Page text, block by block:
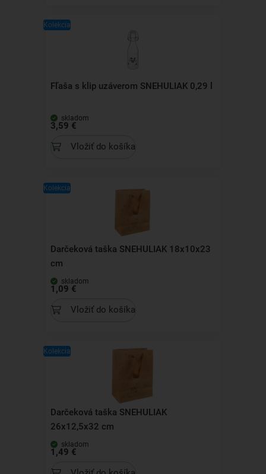
Kolekcia
Fľaša s klip uzáverom SNEHULIAK 0,29 l
skladom
3,59 €
Vložiť do košíka
Kolekcia
Darčeková taška SNEHULIAK 18x10x23
cm
skladom
1,09 €
Vložiť do košíka
Kolekcia
Darčeková taška SNEHULIAK
26x12,5x32 cm
skladom
1,49 €